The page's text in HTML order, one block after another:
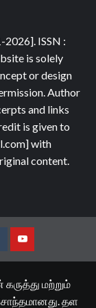
ISSN :
is solely
or design
Author
and links
is given to
with
content.
TumblrYouTube
மற்றும்
சொந்தமானது. தள